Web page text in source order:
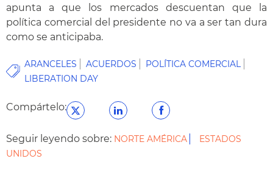
apunta a que los mercados descuentan que la
política comercial del presidente no va a ser tan dura
como se anticipaba.
ARANCELES ACUERDOS
POLÍTICA COMERCIAL
LIBERATION DAY
Compártelo:
Seguir leyendo sobre: NORTE AMÉRICA
ESTADOS
UNIDOS